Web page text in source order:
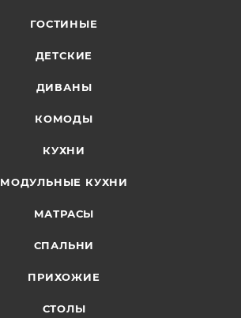
ГОСТИНЫЕ
ДЕТСКИЕ
ДИВАНЫ
КОМОДЫ
КУХНИ
МОДУЛЬНЫЕ КУХНИ
МАТРАСЫ
СПАЛЬНИ
ПРИХОЖИЕ
СТОЛЫ